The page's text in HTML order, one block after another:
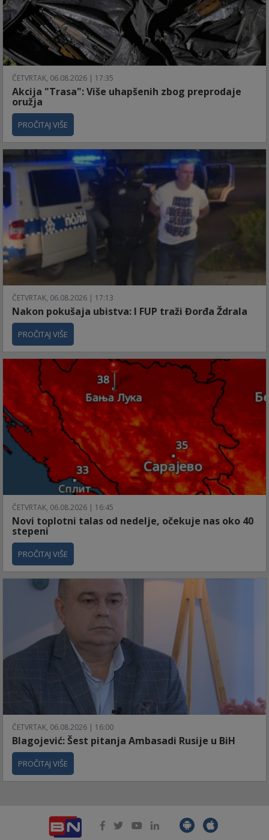
ČETVRTAK, 06.08.2026 | 17:35
Akcija "Trasa": Više uhapšenih zbog preprodaje
oružja
PROČITAJ VIŠE
ČETVRTAK, 06.08.2026 | 17:13
Nakon pokušaja ubistva: I FUP traži Đorđa Ždrala
PROČITAJ VIŠE
ČETVRTAK, 06.08.2026 | 16:45
Novi toplotni talas od nedelje, očekuje nas oko 40
stepeni
PROČITAJ VIŠE
ČETVRTAK, 06.08.2026 | 16:00
Blagojević: Šest pitanja Ambasadi Rusije u BiH
PROČITAJ VIŠE